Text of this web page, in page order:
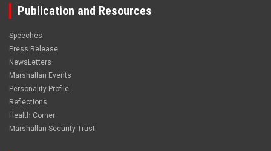
Publication and Resources
Speeches
Press Release
NewsLetters
Marshallan Events
Personality Profile
Reflections
Health Corner
Marshallan Security Trust